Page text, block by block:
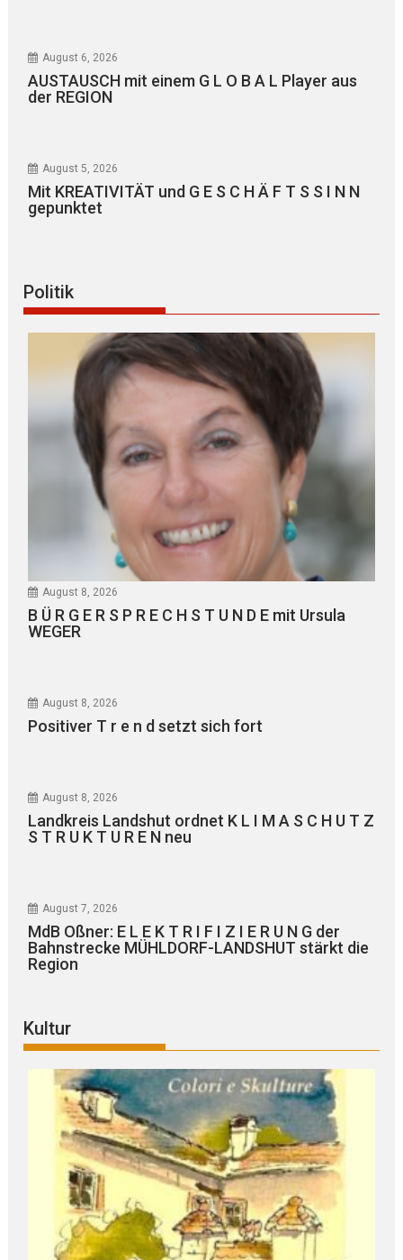
August 6, 2026
AUSTAUSCH mit einem G L O B A L Player aus
der REGION
August 5, 2026
Mit KREATIVITÄT und G E S C H Ä F T S S I N N
gepunktet
Politik
August 8, 2026
B Ü R G E R S P R E C H S T U N D E mit Ursula
WEGER
August 8, 2026
Positiver T r e n d setzt sich fort
August 8, 2026
Landkreis Landshut ordnet K L I M A S C H U T Z
S T R U K T U R E N neu
August 7, 2026
MdB Oßner: E L E K T R I F I Z I E R U N G der
Bahnstrecke MÜHLDORF-LANDSHUT stärkt die
Region
Kultur